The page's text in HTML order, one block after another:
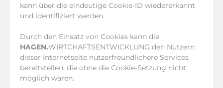
kann über die eindeutige Cookie-ID wiedererkannt
und identifiziert werden.
Durch den Einsatz von Cookies kann die
HAGEN.WIRTCHAFTSENTWICKLUNG den Nutzern
dieser Internetseite nutzerfreundlichere Services
bereitstellen, die ohne die Cookie-Setzung nicht
möglich wären.